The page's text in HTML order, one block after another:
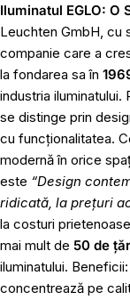
Iluminatul EGLO: O
Leuchten GmbH, cu
companie care a
la fondarea sa în
industria iluminatului.
se distinge prin
cu funcționalitatea.
modernă în orice
este “Design
ridicată, la prețuri
la costuri
mai mult de 50 de
iluminatului. Beneficii:
concentrează pe